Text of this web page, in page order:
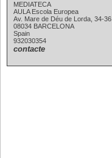
MEDIATECA
AULA Escola Europea
Av. Mare de Déu de Lorda, 34-36
08034 BARCELONA
Spain
932030354
contacte